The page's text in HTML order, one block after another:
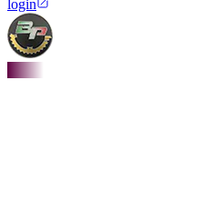
login